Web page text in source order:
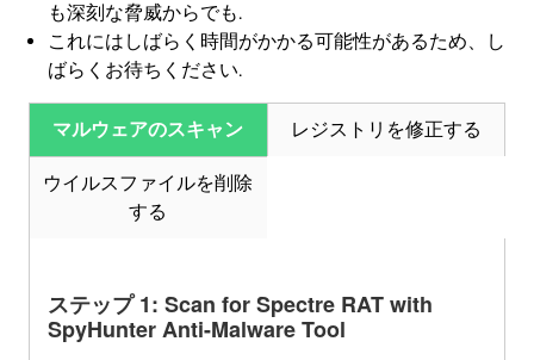
も深刻な脅威からでも.
これにはしばらく時間がかかる可能性があるため、し
ばらくお待ちください.
マルウェアのスキャン レジストリを修正する
ウイルスファイルを削除
する
ステップ 1: Scan for Spectre RAT with
SpyHunter Anti-Malware Tool
ダウンロード
マルウェア除去ツール